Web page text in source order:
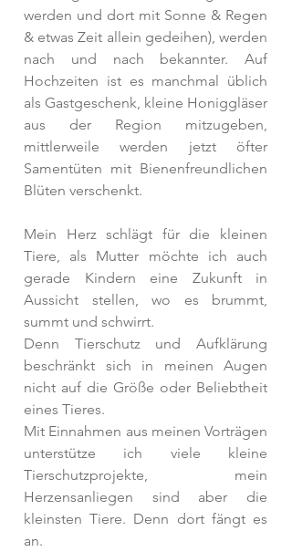
werden und dort mit Sonne & Regen
& etwas Zeit allein gedeihen), werden
nach und nach bekannter. Auf
Hochzeiten ist es manchmal üblich
als Gastgeschenk, kleine Honiggläser
aus der Region mitzugeben,
mittlerweile werden jetzt öfter
Samentüten mit Bienenfreundlichen
Blüten verschenkt.
Mein Herz schlägt für die kleinen
Tiere, als Mutter möchte ich auch
gerade Kindern eine Zukunft in
Aussicht stellen, wo es brummt,
summt und schwirrt.
Denn Tierschutz und Aufklärung
beschränkt sich in meinen Augen
nicht auf die Größe oder Beliebtheit
eines Tieres.
Mit Einnahmen aus meinen Vorträgen
unterstütze ich viele kleine
Tierschutzprojekte, mein
Herzensanliegen sind aber die
kleinsten Tiere. Denn dort fängt es
an.